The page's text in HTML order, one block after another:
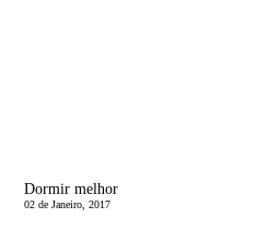
Dormir melhor
02 de Janeiro, 2017